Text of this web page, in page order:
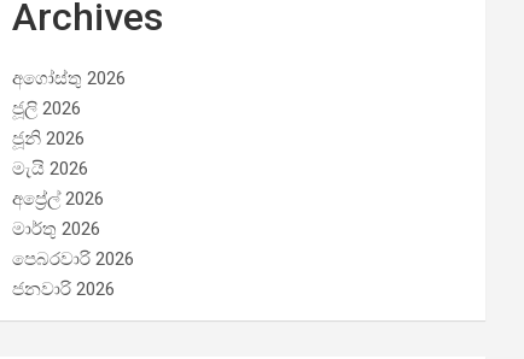
Archives
අගෝස්තු 2026
ජූලි 2026
ජූනි 2026
මැයි 2026
අප්‍රේල් 2026
මාර්තු 2026
පෙබරවාරි 2026
ජනවාරි 2026